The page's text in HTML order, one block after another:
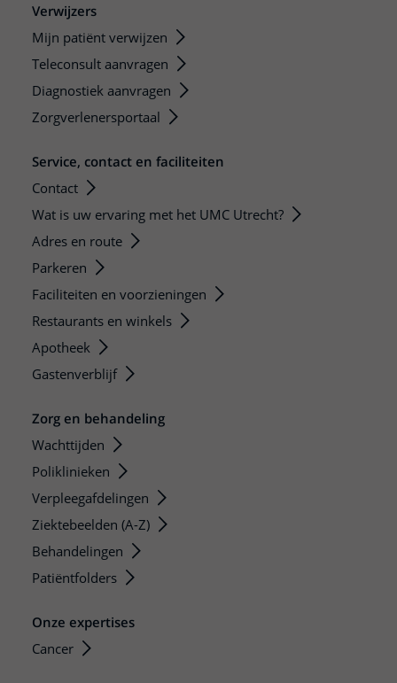
Verwijzers
Mijn patiënt verwijzen
Teleconsult aanvragen
Diagnostiek aanvragen
Zorgverlenersportaal
Service, contact en faciliteiten
Contact
Wat is uw ervaring met het UMC Utrecht?
Adres en route
Parkeren
Faciliteiten en voorzieningen
Restaurants en winkels
Apotheek
Gastenverblijf
Zorg en behandeling
Wachttijden
Poliklinieken
Verpleegafdelingen
Ziektebeelden (A-Z)
Behandelingen
Patiëntfolders
Onze expertises
Cancer